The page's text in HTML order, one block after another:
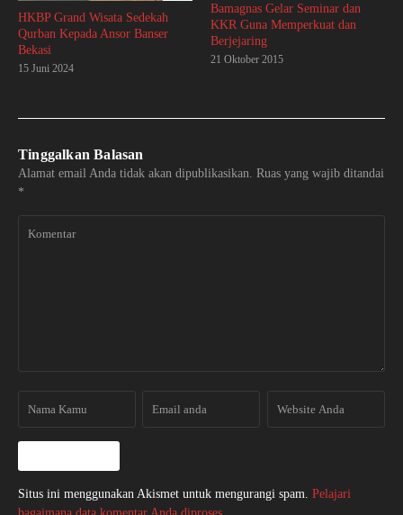
HKBP Grand Wisata Sedekah
Qurban Kepada Ansor Banser
Bekasi
15 Juni 2024
Bamagnas Gelar Seminar dan
KKR Guna Memperkuat dan
Berjejaring
21 Oktober 2015
Tinggalkan Balasan
Alamat email Anda tidak akan dipublikasikan. Ruas yang wajib ditandai
*
Situs ini menggunakan Akismet untuk mengurangi spam. Pelajari